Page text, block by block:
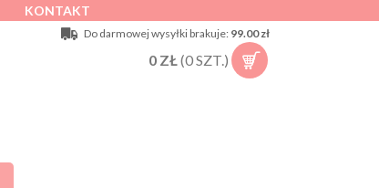
KONTAKT
Do darmowej wysyłki brakuje: 99.00 zł
0 ZŁ(0SZT.)